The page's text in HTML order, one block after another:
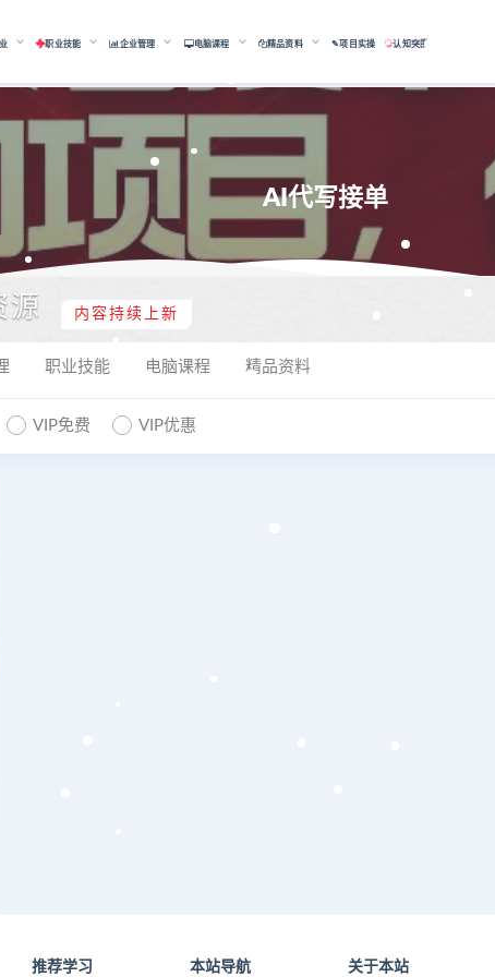
职业技能 企业管理 电脑课程 精品资料 ✎项目实操 认知突围
AI代写接单
源 内容持续上新
职业技能 电脑课程 精品资料
VIP免费 VIP优惠
推荐学习 本站导航 关于本站